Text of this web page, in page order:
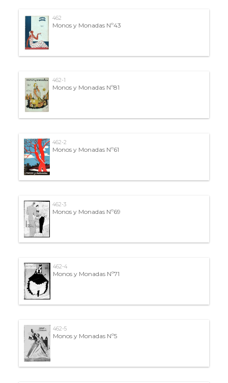
462
Monos y Monadas Nº43
462-1
Monos y Monadas Nº81
462-2
Monos y Monadas Nº61
462-3
Monos y Monadas Nº69
462-4
Monos y Monadas Nº71
462-5
Monos y Monadas Nº5